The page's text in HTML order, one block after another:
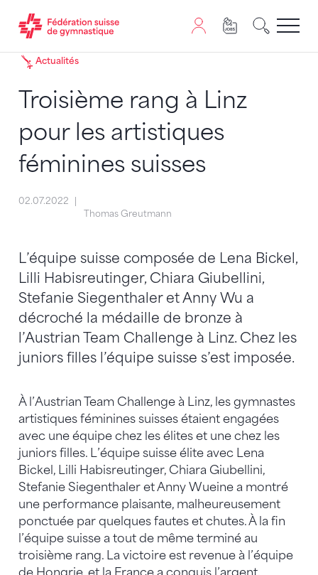
Passer au contenu
Naviguer vers le plan du siten
JavaScript est nécessaire pour naviguer sur ce site.
Actualités
Troisième rang à Linz
pour les artistiques
féminines suisses
02.07.2022
Thomas Greutmann
L’équipe suisse composée de Lena Bickel,
Lilli Habisreutinger, Chiara Giubellini,
Stefanie Siegenthaler et Anny Wu a
décroché la médaille de bronze à
l’Austrian Team Challenge à Linz. Chez les
juniors filles l’équipe suisse s’est imposée.
À l’Austrian Team Challenge à Linz, les gymnastes
artistiques féminines suisses étaient engagées
avec une équipe chez les élites et une chez les
juniors filles. L’équipe suisse élite avec Lena
Bickel, Lilli Habisreutinger, Chiara Giubellini,
Stefanie Siegenthaler et Anny Wueine a montré
une performance plaisante, malheureusement
ponctuée par quelques fautes et chutes. À la fin
l’équipe suisse a tout de même terminé au
troisième rang. La victoire est revenue à l’équipe